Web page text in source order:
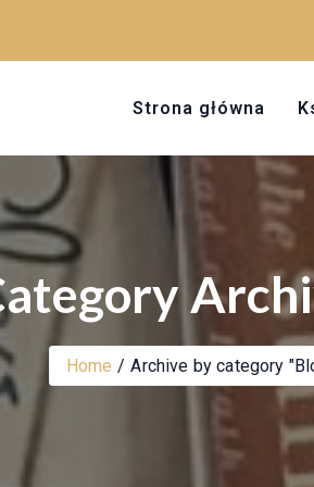
Strona główna
Home Archive by category